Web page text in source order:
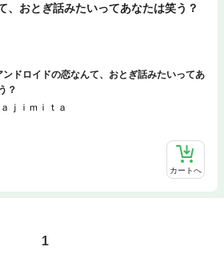
、おとぎ話みたいってあなたは笑う？
ンドロイドの恋なんて、おとぎ話みたいってあ
？
ｊｉｍｉｔａ
カートへ
1